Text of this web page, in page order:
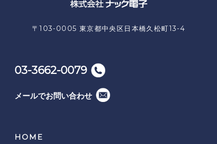
〒103-0005 東京都中央区日本橋久松町13-4
03-3662-0079
メールでお問い合わせ
HOME